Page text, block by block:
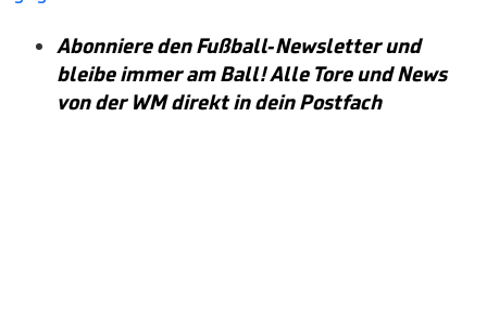
Abonniere den Fußball-Newsletter und
bleibe immer am Ball! Alle Tore und News
von der WM direkt in dein Postfach